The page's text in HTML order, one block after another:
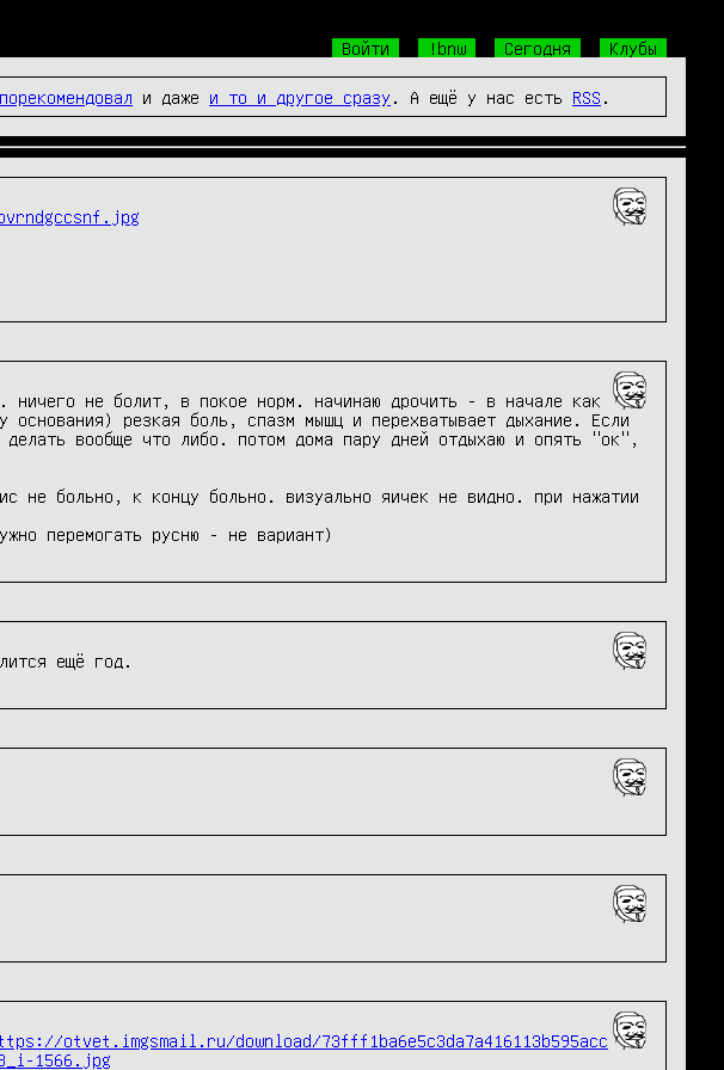
Войти !bnw Сегодня Клубы
порекомендовал и даже и то и другое сразу . А ещё у нас есть RSS
ничего не болит, в покое норм. начинаю дрочить - в начале как
резкая боль, спазм мышц и перехватывает дыхание. Если
вообще что либо. потом дома пару дней отдыхаю и опять "ок",
не больно, к концу больно. визуально яичек не видно. при нажатии
перемогать русню - не вариант)
ещё год.
otvet.imgsmail.ru/download/73fff1ba6e5c3da7a416113b595acc
1566.jpg